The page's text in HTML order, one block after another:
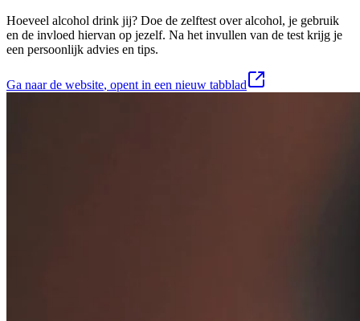
Hoeveel alcohol drink jij? Doe de zelftest over alcohol, je gebruik
en de invloed hiervan op jezelf. Na het invullen van de test krijg je
een persoonlijk advies en tips.
Ga naar de website, opent in een nieuw tabblad